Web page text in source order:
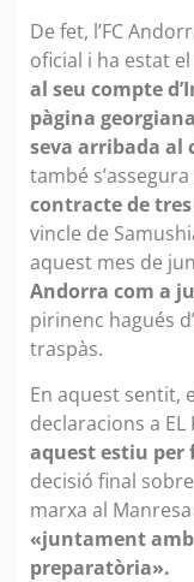
De fet, l’FC
oficial i ha estat
al seu compte
pàgina georgiana
seva arribada al
també
contracte de
vincle de
aquest mes de
Andorra com a
pirinenc hagués
traspàs.
En aquest sentit,
declaracions a EL
aquest estiu per
decisió final
marxa al
«juntament
preparatòria».